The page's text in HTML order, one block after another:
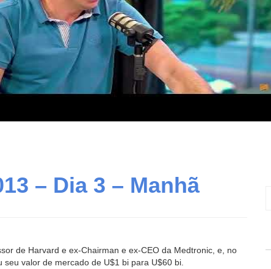
– Dia 3 – Manhã
de Harvard e ex-Chairman e ex-CEO da Medtronic, e, no
valor de mercado de U$1 bi para U$60 bi.